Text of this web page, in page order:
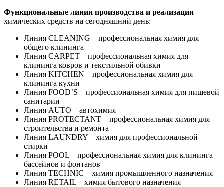
Функциональные линии производства и реализации
химических средств на сегодняшний день:
Линия CLEANING – профессиональная химия для
общего клининга
Линия CARPET – профессиональная химия для
клининга ковров и текстильной обивки
Линия KITCHEN – профессиональная химия для
клининга кухни
Линия FOOD’S – профессиональная химия для пищевой
санитарии
Линия AUTO – автохимия
Линия PROTECTANT – профессиональная химия для
строительства и ремонта
Линия LAUNDRY – химия для профессиональной
стирки
Линия POOL – профессиональная химия для клининга
бассейнов и фонтанов
Линия TECHNIC – химия промышленного назначения
Линия RETAIL – химия бытового назначения